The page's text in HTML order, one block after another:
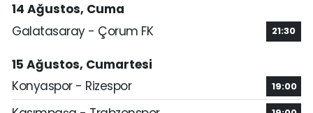
14 Ağustos, Cuma
Galatasaray - Çorum FK
21:30
15 Ağustos, Cumartesi
Konyaspor - Rizespor
19:00